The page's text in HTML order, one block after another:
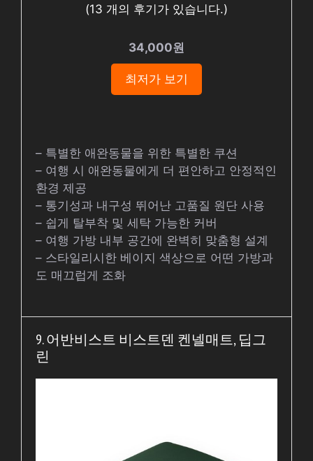
(13 개의 후기가 있습니다.)
34,000원
최저가 보기
– 특별한 애완동물을 위한 특별한 쿠션
– 여행 시 애완동물에게 더 편안하고 안정적인
환경 제공
– 통기성과 내구성 뛰어난 고품질 원단 사용
– 쉽게 탈부착 및 세탁 가능한 커버
– 여행 가방 내부 공간에 완벽히 맞춤형 설계
– 스타일리시한 베이지 색상으로 어떤 가방과
도 매끄럽게 조화
9. 어반비스트 비스트덴 켄넬매트, 딥그
린